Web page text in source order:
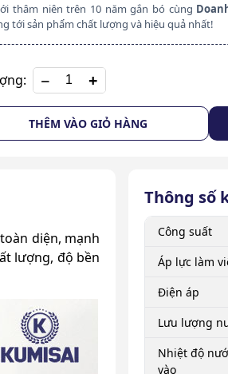
thâm niên trên 10 năm gắn bó cùng
tới sản phẩm chất lượng và hiệu quả nhất!
+
THÊM VÀO GIỎ HÀNG
diện, mạnh
lượng, độ bền
Thông số
Công suất
Áp lực làm
Điện áp
Lưu lượng
Nhiệt độ
vào